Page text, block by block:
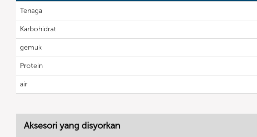
Tenaga
Karbohidrat
gemuk
Protein
air
Aksesori yang disyorkan